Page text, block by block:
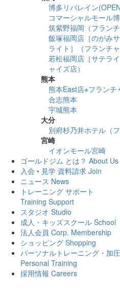
博多リバレイン
コマーシャルモール
筑紫野福岡（フランチ
飯塚福岡店［のがみ
ライト］（フランチャ
若松福岡店［サテラ
ャイズ店）
熊本
熊本East店※フランチ
合志熊本
宇城熊本
大分
別府杉乃井ホテル（
宮崎
イオンモール宮崎
ゴールドジム とは？ About Us
入会 • 見学 資料請求 Join
ニュース News
トレーニング サポート
Training Support
スタジオ Studio
成人・キッズスクール School
法人会員 Corp. Membership
ショッピング Shopping
パーソナルトレーニング・加圧
Personal Training
採用情報 Careers